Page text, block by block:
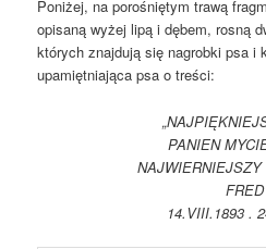
Poniżej, na porośniętym trawą
opisaną wyżej lipą i dębem, rosną
których znajdują się nagrobki psa i
upamiętniająca psa o treści:
PANIEN
NAJWIERNIEJSZY
FRED
14.VIII.1893 .